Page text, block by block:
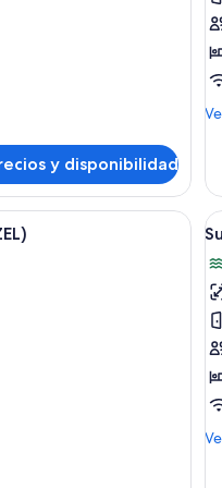
y disponibilidad
al verdor.
de hotel con cama, zona